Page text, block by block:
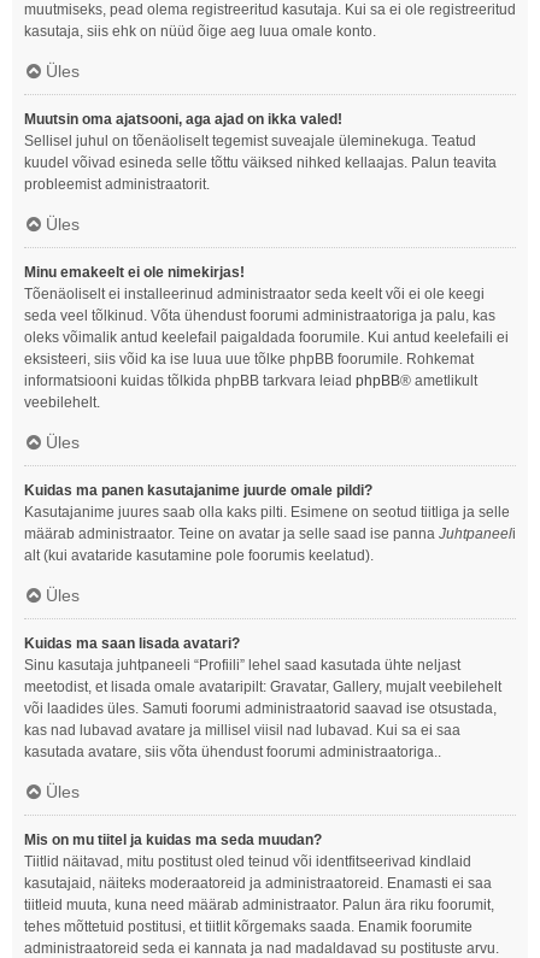
muutmiseks, pead olema registreeritud kasutaja. Kui sa ei ole registreeritud
kasutaja, siis ehk on nüüd õige aeg luua omale konto.
Üles
Muutsin oma ajatsooni, aga ajad on ikka valed!
Sellisel juhul on tõenäoliselt tegemist suveajale üleminekuga. Teatud
kuudel võivad esineda selle tõttu väiksed nihked kellaajas. Palun teavita
probleemist administraatorit.
Üles
Minu emakeelt ei ole nimekirjas!
Tõenäoliselt ei installeerinud administraator seda keelt või ei ole keegi
seda veel tõlkinud. Võta ühendust foorumi administraatoriga ja palu, kas
oleks võimalik antud keelefail paigaldada foorumile. Kui antud keelefaili ei
eksisteeri, siis võid ka ise luua uue tõlke phpBB foorumile. Rohkemat
informatsiooni kuidas tõlkida phpBB tarkvara leiad phpBB® ametlikult
veebilehelt.
Üles
Kuidas ma panen kasutajanime juurde omale pildi?
Kasutajanime juures saab olla kaks pilti. Esimene on seotud tiitliga ja selle
määrab administraator. Teine on avatar ja selle saad ise panna Juhtpaneeli
alt (kui avataride kasutamine pole foorumis keelatud).
Üles
Kuidas ma saan lisada avatari?
Sinu kasutaja juhtpaneeli “Profiili” lehel saad kasutada ühte neljast
meetodist, et lisada omale avataripilt: Gravatar, Gallery, mujalt veebilehelt
või laadides üles. Samuti foorumi administraatorid saavad ise otsustada,
kas nad lubavad avatare ja millisel viisil nad lubavad. Kui sa ei saa
kasutada avatare, siis võta ühendust foorumi administraatoriga..
Üles
Mis on mu tiitel ja kuidas ma seda muudan?
Tiitlid näitavad, mitu postitust oled teinud või identfitseerivad kindlaid
kasutajaid, näiteks moderaatoreid ja administraatoreid. Enamasti ei saa
tiitleid muuta, kuna need määrab administraator. Palun ära riku foorumit,
tehes mõttetuid postitusi, et tiitlit kõrgemaks saada. Enamik foorumite
administraatoreid seda ei kannata ja nad madaldavad su postituste arvu.